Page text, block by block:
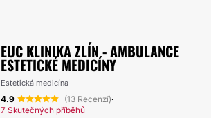
EUC KLINIKA ZLÍN - AMBULANCE
ESTETICKÉ MEDICÍNY
Estetická medicína
4.9 (13 Recenzí)·
7 Skutečných příběhů